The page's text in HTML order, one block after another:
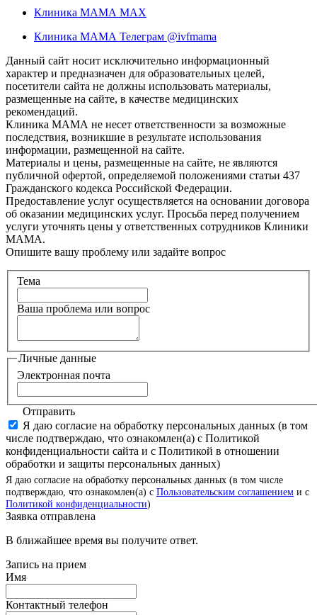
Клиника МАМА MAX
Клиника МАМА Телеграм @ivfmama
Данный сайт носит исключительно информационный
характер и предназначен для образовательных целей,
посетители сайта не должны использовать материалы,
размещенные на сайте, в качестве медицинских
рекомендаций.
Клиника МАМА не несет ответственности за возможные
последствия, возникшие в результате использования
информации, размещенной на сайте.
Материалы и цены, размещенные на сайте, не являются
публичной офертой, определяемой положениями статьи 437
Гражданского кодекса Российской Федерации.
Предоставление услуг осуществляется на основании договора
об оказании медицинских услуг. Просьба перед получением
услуги уточнять цены у ответственных сотрудников Клиники
МАМА.
Опишите вашу проблему или задайте вопрос
Тема
Ваша проблема или вопрос
Личные данные
Электронная почта
Отправить
Я даю согласие на обработку персональных данных (в том
числе подтверждаю, что ознакомлен(а) с Политикой
конфиденциальности сайта и с Политикой в отношении
обработки и защиты персональных данных)
Я даю согласие на обработку персональных данных (в том числе
подтверждаю, что ознакомлен(а) с Пользовательским соглашением и с
Политикой конфиденциальности)
Заявка отправлена
В ближайшее время вы получите ответ.
Запись на прием
Имя
Контактный телефон